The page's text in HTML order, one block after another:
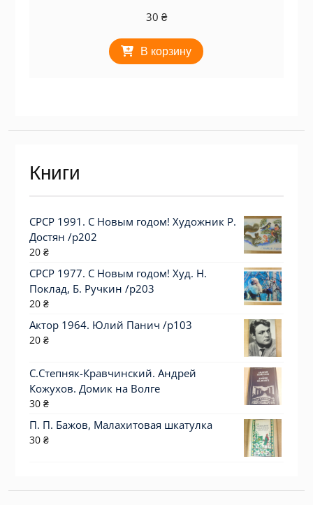
30 ₴
В корзину
Книги
СРСР 1991. С Новым годом! Художник Р.
Достян /р202
20 ₴
СРСР 1977. С Новым годом! Худ. Н.
Поклад, Б. Ручкин /р203
20 ₴
Актор 1964. Юлий Панич /p103
20 ₴
С.Степняк-Кравчинский. Андрей
Кожухов. Домик на Волге
30 ₴
П. П. Бажов, Малахитовая шкатулка
30 ₴